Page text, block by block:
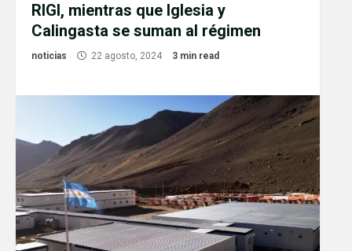
RIGI, mientras que Iglesia y
Calingasta se suman al régimen
noticias 22 agosto, 2024 3 min read